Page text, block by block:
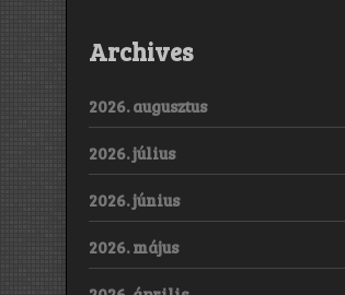
Archives
2026. augusztus
2026. július
2026. június
2026. május